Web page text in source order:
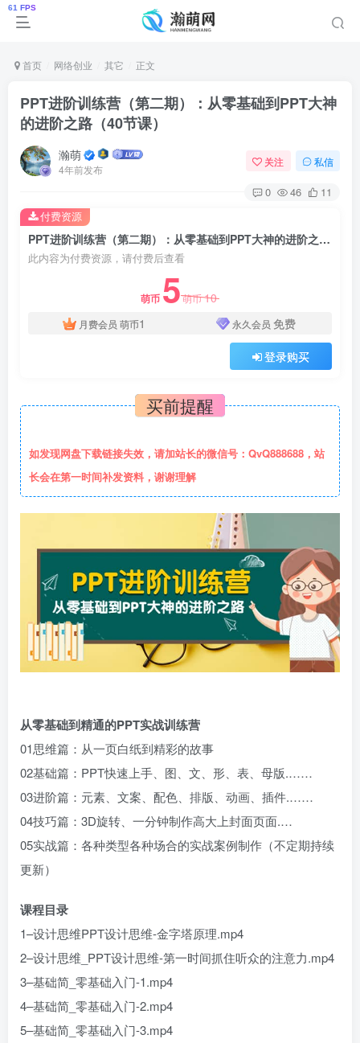
首页 网络创业 其它 正文
PPT进阶训练营（第二期）：从零基础到PPT大神
的进阶之路（40节课）
瀚萌
4年前发布
关注 私信
0 46 11
PPT进阶训练营（第二期）：从零基础到PPT大神的进阶之路（40节课）
此内容为付费资源，请付费后查看
萌币 5萌币10
月费会员 萌币1 永久会员 免费
登录购买
付费资源
买前提醒
如发现网盘下载链接失效，请加站长的微信号：QvQ888688，站
长会在第一时间补发资料，谢谢理解
从零基础到精通的PPT实战训练营
01思维篇：从一页白纸到精彩的故事
02基础篇：PPT快速上手、图、文、形、表、母版.……
03进阶篇：元素、文案、配色、排版、动画、插件.……
04技巧篇：3D旋转、一分钟制作高大上封面页面.…
05实战篇：各种类型各种场合的实战案例制作（不定期持续
更新）
课程目录
1–设计思维PPT设计思维-金字塔原理.mp4
2–设计思维_PPT设计思维-第一时间抓住听众的注意力.mp4
3–基础简_零基础入门-1.mp4
4–基础简_零基础入门-2.mp4
5–基础简_零基础入门-3.mp4